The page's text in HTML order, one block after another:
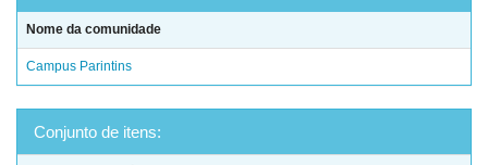
Nome da comunidade
Campus Parintins
Conjunto de itens: